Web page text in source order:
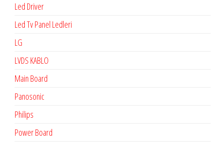
Led Driver
Led Tv Panel Ledleri
LG
LVDS KABLO
Main Board
Panosonic
Philips
Power Board